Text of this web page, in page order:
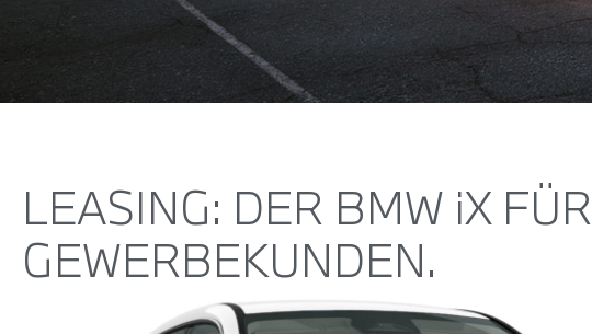
NEW iX
TOP ANGEBOT
BEI DER
AUTOMAG.
LEASING: DER BMW iX FÜR
GEWERBEKUNDEN.